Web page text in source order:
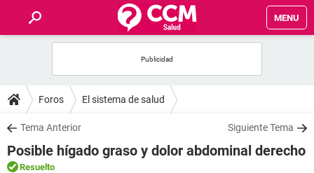
MENU
FOROS
SALUD
FAMILIA
Foros El sistema de salud
Tema Anterior Siguiente Tema
Posible hígado graso y dolor abdominal derecho
Resuelto